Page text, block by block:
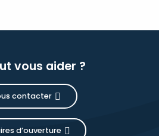
vous aider ?
contacter
d’ouverture